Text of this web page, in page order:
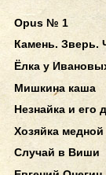
Opus № 1
Камень. Зверь.
Ёлка у
Мишкина каша
Незнайка и его
Хозяйка
Случай в Виши